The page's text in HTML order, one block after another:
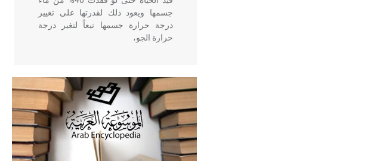
جسمها ويعود ذلك لقدرتها على تغيير
درجة حرارة جسمها تبعاً لتغير درجة
حرارة الجو،
- هل تعلم أن أبقراط كتب في الطب
أربعة مؤلفات هي: الحكم، الأدلة، تنظيم
التغذية، ورسالته في جروح الرأس.
ويعود له الفضل بأنه حرر الطب من
الدين والفلسفة.